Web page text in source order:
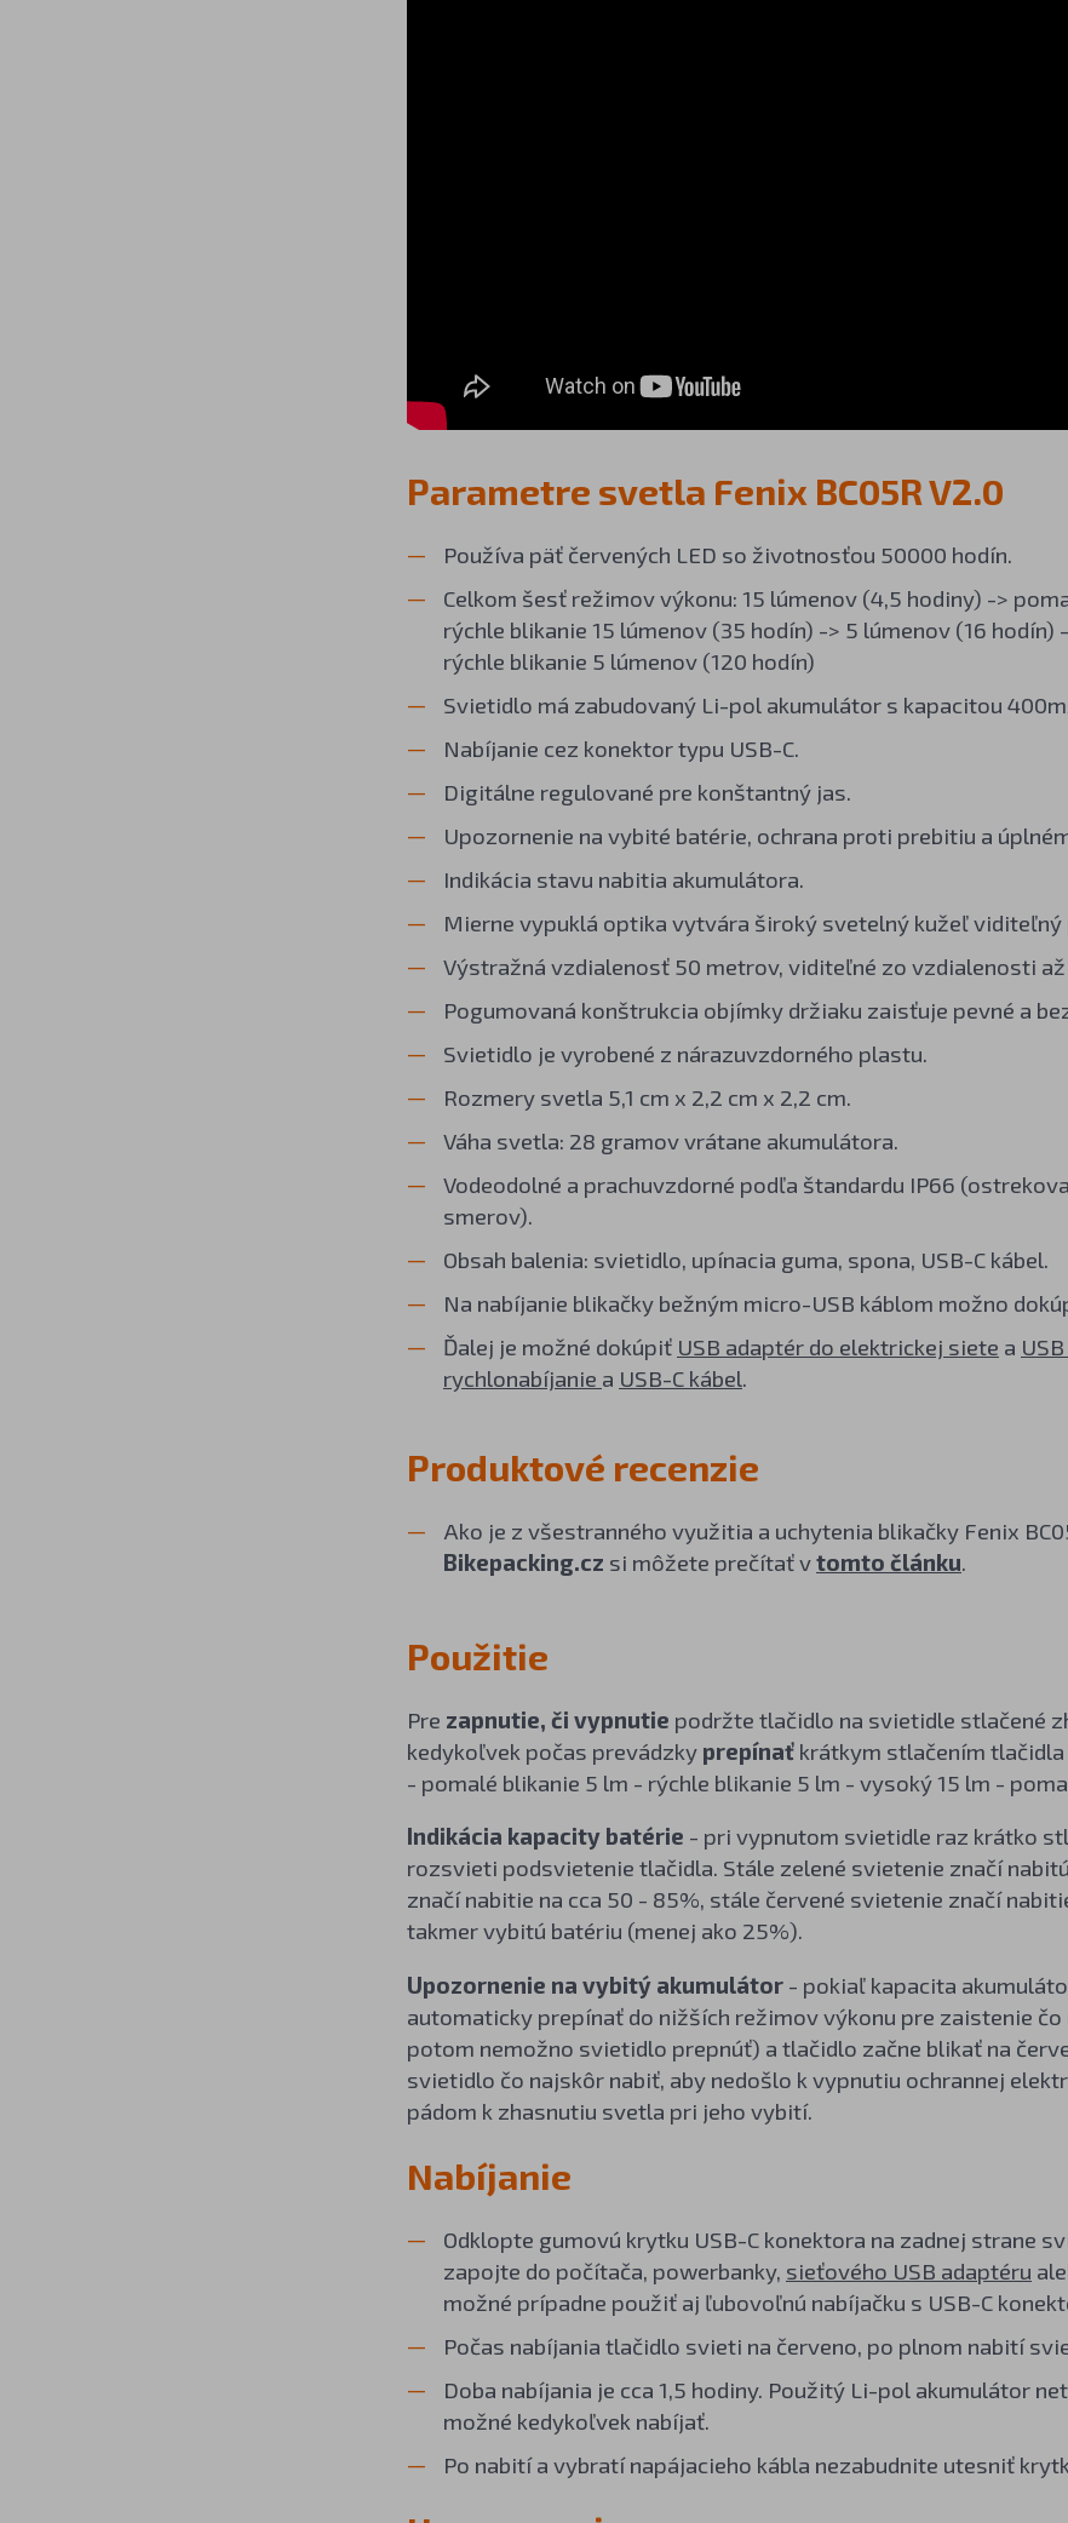
Parametre svetla Fenix BC05R V2.0
Používa päť červených LED so životnosťou 50000 hodín.
Celkom šesť režimov výkonu: 15 lúmenov (4,5 hodiny) ->
rýchle blikanie 15 lúmenov (35 hodín) -> 5 lúmenov (16
rýchle blikanie 5 lúmenov (120 hodín)
Svietidlo má zabudovaný Li-pol akumulátor s kapacitou
Nabíjanie cez konektor typu USB-C.
Digitálne regulované pre konštantný jas.
Upozornenie na vybité batérie, ochrana proti prebitiu a
Indikácia stavu nabitia akumulátora.
Mierne vypuklá optika vytvára široký svetelný kužeľ viditeľný
Výstražná vzdialenosť 50 metrov, viditeľné zo vzdialenosti
Pogumovaná konštrukcia objímky držiaku zaisťuje pevné a
Svietidlo je vyrobené z nárazuvzdorného plastu.
Rozmery svetla 5,1 cm x 2,2 cm x 2,2 cm.
Váha svetla: 28 gramov vrátane akumulátora.
Vodeodolné a prachuvzdorné podľa štandardu IP66
smerov).
Obsah balenia: svietidlo, upínacia guma, spona, USB-C kábel.
Na nabíjanie blikačky bežným micro-USB káblom možno
Ďalej je možné dokúpiť USB adaptér do elektrickej siete a
rychlonabíjanie a USB-C kábel.
Produktové recenzie
Ako je z všestranného využitia a uchytenia blikačky Fenix
Bikepacking.cz si môžete prečítať vtomto článku.
Použitie
Pre zapnutie, či vypnutie podržte tlačidlo na svietidle stlačené
kedykoľvek počas prevádzkyprepínaťkrátkym stlačením tlačidla
- pomalé blikanie 5 lm - rýchle blikanie 5 lm - vysoký 15 lm -
Indikácia kapacity batérie - pri vypnutom svietidle raz krátko
rozsvieti podsvietenie tlačidla. Stále zelené svietenie značí
značí nabitie na cca 50 - 85%, stále červené svietenie značí
takmer vybitú batériu (menej ako 25%).
Upozornenie na vybitý akumulátor - pokiaľ kapacita
automaticky prepínať do nižších režimov výkonu pre zaistenie
potom nemožno svietidlo prepnúť) a tlačidlo začne blikať na
svietidlo čo najskôr nabiť, aby nedošlo k vypnutiu ochrannej
pádom k zhasnutiu svetla pri jeho vybití.
Nabíjanie
Odklopte gumovú krytku USB-C konektora na zadnej strane
zapojte do počítača, powerbanky, sieťového USB adaptéru
možné prípadne použiť aj ľubovoľnú nabíjačku s USB-C
Počas nabíjania tlačidlo svieti na červeno, po plnom nabití
Doba nabíjania je cca 1,5 hodiny. Použitý Li-pol akumulátor
možné kedykoľvek nabíjať.
Po nabití a vybratí napájacieho kábla nezabudnite utesniť